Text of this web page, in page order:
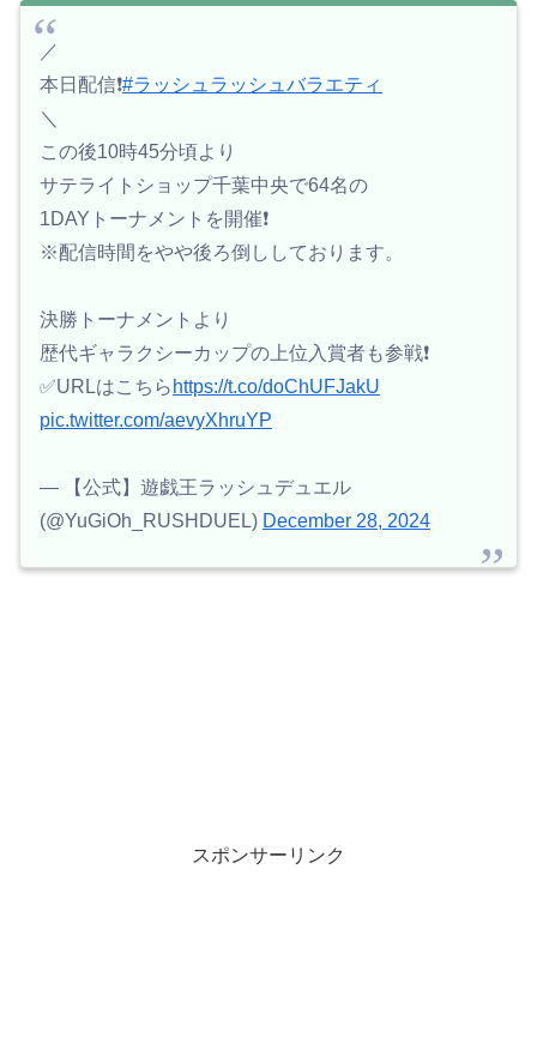
／
本日配信❗️#ラッシュラッシュバラエティ
＼
この後10時45分頃より
サテライトショップ千葉中央で64名の
1DAYトーナメントを開催❗️
※配信時間をやや後ろ倒ししております。
決勝トーナメントより
歴代ギャラクシーカップの上位入賞者も参戦❗️
✅URLはこちら https://t.co/doChUFJakU
pic.twitter.com/aevyXhruYP
— 【公式】遊戯王ラッシュデュエル
(@YuGiOh_RUSHDUEL) December 28, 2024
スポンサーリンク